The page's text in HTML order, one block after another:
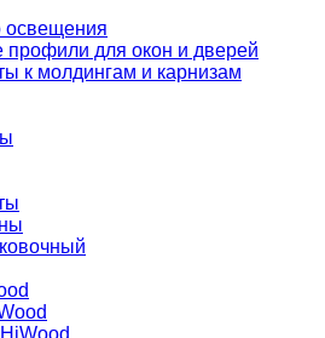
освещения
для окон и дверей
к молдингам и карнизам